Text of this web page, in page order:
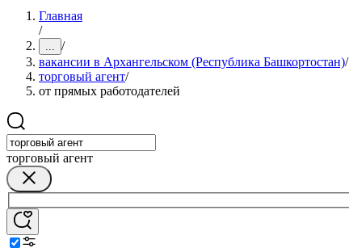
Главная
/
... /
вакансии в Архангельском (Республика Башкортостан)/
торговый агент/
от прямых работодателей
торговый агент